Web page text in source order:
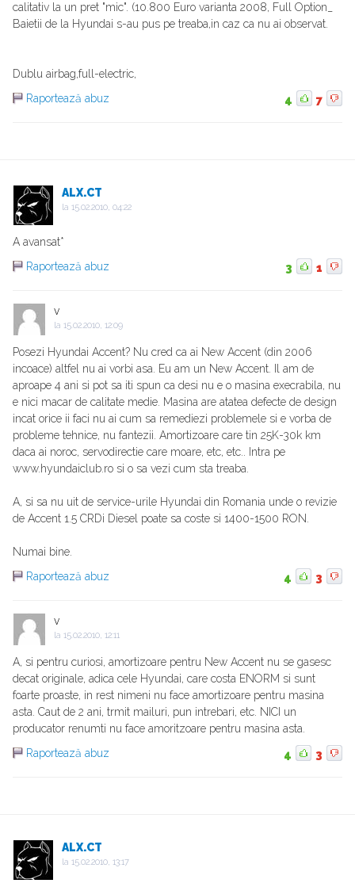
calitativ la un pret "mic". (10.800 Euro varianta 2008, Full Option_
Baietii de la Hyundai s-au pus pe treaba,in caz ca nu ai observat.
Dublu airbag,full-electric,
Raportează abuz
4 7
ALX.CT
la 15.02.2010, 04:22
A avansat*
Raportează abuz
3 1
v
la 15.02.2010, 12:09
Posezi Hyundai Accent? Nu cred ca ai New Accent (din 2006
incoace) altfel nu ai vorbi asa. Eu am un New Accent. Il am de
aproape 4 ani si pot sa iti spun ca desi nu e o masina execrabila, nu
e nici macar de calitate medie. Masina are atatea defecte de design
incat orice ii faci nu ai cum sa remediezi problemele si e vorba de
probleme tehnice, nu fantezii. Amortizoare care tin 25K-30k km
daca ai noroc, servodirectie care moare, etc, etc.. Intra pe
www.hyundaiclub.ro si o sa vezi cum sta treaba.
A, si sa nu uit de service-urile Hyundai din Romania unde o revizie
de Accent 1.5 CRDi Diesel poate sa coste si 1400-1500 RON.
Numai bine.
Raportează abuz
4 3
v
la 15.02.2010, 12:11
A, si pentru curiosi, amortizoare pentru New Accent nu se gasesc
decat originale, adica cele Hyundai, care costa ENORM si sunt
foarte proaste, in rest nimeni nu face amortizoare pentru masina
asta. Caut de 2 ani, trmit mailuri, pun intrebari, etc. NICI un
producator renumti nu face amoritzoare pentru masina asta.
Raportează abuz
4 3
ALX.CT
la 15.02.2010, 13:17